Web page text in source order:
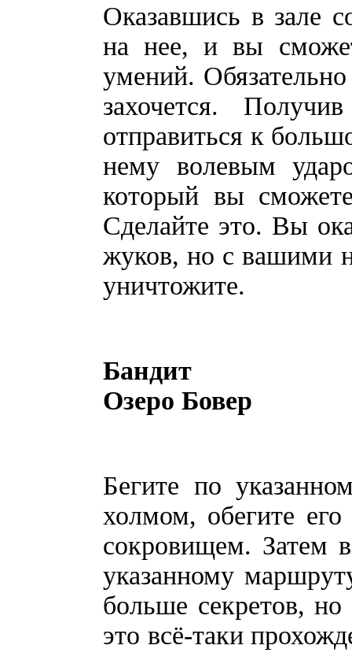
Оказавшись в зале
на нее, и вы
умений.
захочется.
отправиться к
нему волевым
который вы
Сделайте это. Вы
жуков, но с вашими
уничтожите.
Бандит
Озеро Бовер
Бегите по
холмом, обегите
сокровищем. Затем
указанному
больше секретов,
это всё-таки